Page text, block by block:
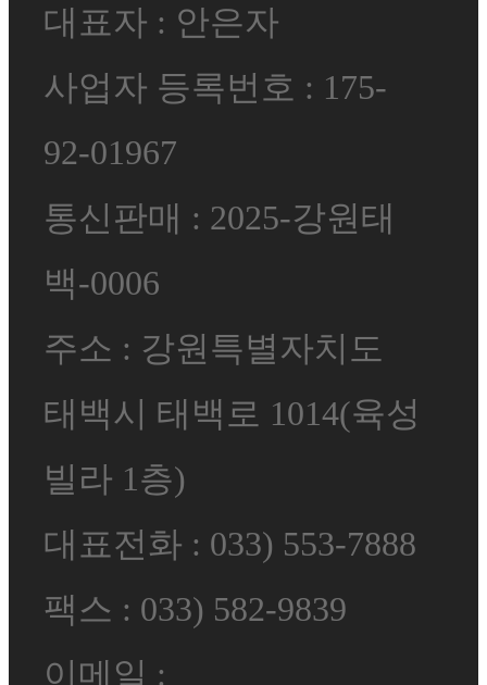
대표자 : 안은자
사업자 등록번호 : 175-
92-01967
통신판매 : 2025-강원태
백-0006
주소 : 강원특별자치도
태백시 태백로 1014(육성
빌라 1층)
대표전화 : 033) 553-7888
팩스 : 033) 582-9839
이메일 :